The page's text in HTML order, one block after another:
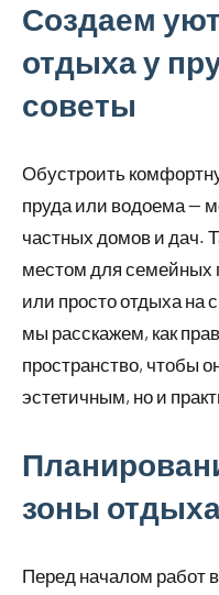
Создаем
отдыха у
советы
Обустроить
пруда или водоема —
частных домов и дач.
местом для семейных
или просто отдыха на
мы расскажем, как
пространство, чтобы
эстетичным, но и
зоны
Перед началом работ